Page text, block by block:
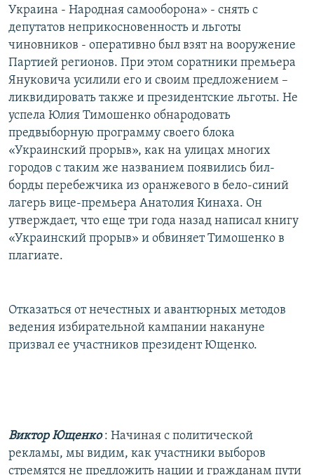
Украина - Народная самооборона» - снять с
депутатов неприкосновенность и льготы
чиновников - оперативно был взят на вооружение
Партией регионов. При этом соратники премьера
Януковича усилили его и своим предложением –
ликвидировать также и президентские льготы. Не
успела Юлия Тимошенко обнародовать
предвыборную программу своего блока
«Украинский прорыв», как на улицах многих
городов с таким же названием появились бил-
борды перебежчика из оранжевого в бело-синий
лагерь вице-премьера Анатолия Кинаха. Он
утверждает, что еще три года назад написал книгу
«Украинский прорыв» и обвиняет Тимошенко в
плагиате.
Отказаться от нечестных и авантюрных методов
ведения избирательной кампании накануне
призвал ее участников президент Ющенко.
Виктор Ющенко: Начиная с политической
рекламы, мы видим, как участники выборов
стремятся не предложить нации и гражданам пути